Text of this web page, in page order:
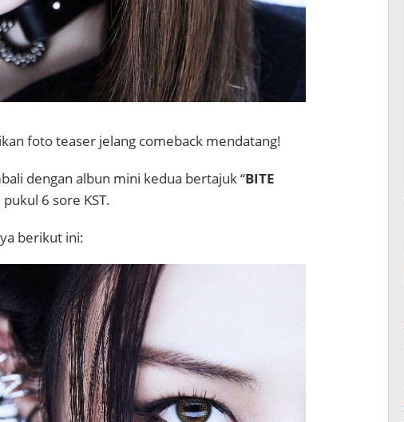
foto teaser jelang comeback mendatang!
dengan albun mini kedua bertajuk “BITE
pukul 6 sore KST.
berikut ini: